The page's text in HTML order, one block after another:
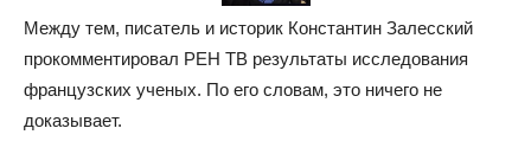
Между тем, писатель и историк Константин Залесский
прокомментировал РЕН ТВ результаты исследования
французских ученых. По его словам, это ничего не
доказывает.